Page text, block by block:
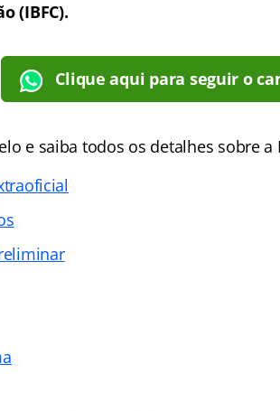
(IBFC).
Clique aqui para seguir o
e saiba todos os detalhes sobre a